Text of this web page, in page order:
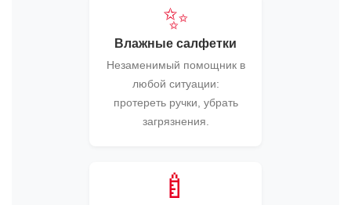
✨
Влажные салфетки
Незаменимый помощник в
любой ситуации:
протереть ручки, убрать
загрязнения.
🍼